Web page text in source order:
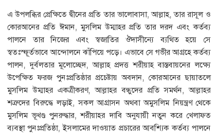
এ উপলব্ধির প্রেক্ষিতে দ্বীনের প্রতি তার ভালোবাসা, আল্লাহ, তার রাসূল ও
কোরআনের প্রতি ঈমান, মুসলিম উম্মাহর প্রতি তার দরদ এবং কর্তব্য
পালনে তার নিজের এবং স্বজাতির ঔদাসীন্যে ব্যথিত হয়ে সে
স্বতঃস্ফূর্তভাবে আন্দোলনে ঝাঁপিয়ে পড়ে। এভাবে সে গভীর আগ্রহে কর্তব্য
পালন, দুর্বলতার মূলোচ্ছেদ, আল্লাহ প্রদত্ত শরীয়াহ বাস্তবায়নের লক্ষ্যে
উপেক্ষিত ফরজ পুনঃপ্রতিষ্ঠার প্রচেষ্টায় অবদান, কোরআনের ছায়াতলে
মুসলিম উম্মাহর একত্রীকরণ, আল্লাহর বন্ধুদের প্রতি সমর্থন, আল্লাহর
শত্রুদের বিরুদ্ধে লড়াই, সকল আগ্রাসন অথবা অমুসলিম নিয়ন্ত্রণ থেকে
মুসলিম ভূখণ্ড পুনরুদ্ধার, শরীয়াহর দাবি অনুযায়ী নতুন করে খেলাফত
ব্যবস্থা পুনঃপ্রতিষ্ঠা, ইসলামের দাওয়াত প্রচারের আবশ্যিক কর্তব্য পালনে